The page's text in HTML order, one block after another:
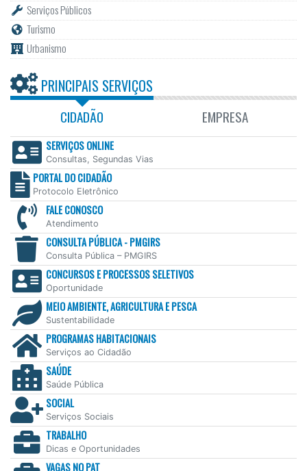
Serviços Públicos
Turismo
Urbanismo
PRINCIPAIS SERVIÇOS
CIDADÃO EMPRESA
SERVIÇOS ONLINE
Consultas, Segundas Vias
PORTAL DO CIDADÃO
Protocolo Eletrônico
FALE CONOSCO
Atendimento
CONSULTA PÚBLICA - PMGIRS
Consulta Pública – PMGIRS
CONCURSOS E PROCESSOS SELETIVOS
Oportunidade
MEIO AMBIENTE, AGRICULTURA E PESCA
Sustentabilidade
PROGRAMAS HABITACIONAIS
Serviços ao Cidadão
SAÚDE
Saúde Pública
SOCIAL
Serviços Sociais
TRABALHO
Dicas e Oportunidades
VAGAS NO PAT